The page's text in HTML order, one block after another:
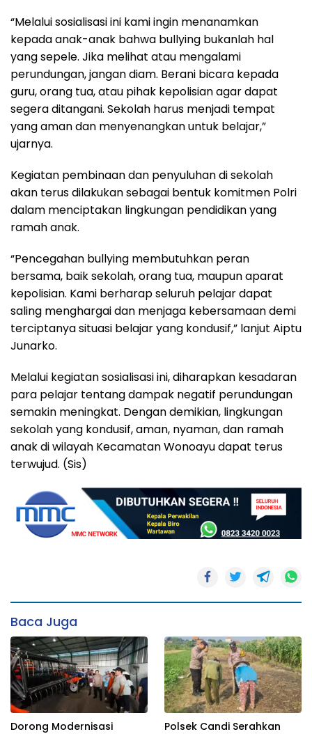
“Melalui sosialisasi ini kami ingin menanamkan
kepada anak-anak bahwa bullying bukanlah hal
yang sepele. Jika melihat atau mengalami
perundungan, jangan diam. Berani bicara kepada
guru, orang tua, atau pihak kepolisian agar dapat
segera ditangani. Sekolah harus menjadi tempat
yang aman dan menyenangkan untuk belajar,”
ujarnya.
Kegiatan pembinaan dan penyuluhan di sekolah
akan terus dilakukan sebagai bentuk komitmen Polri
dalam menciptakan lingkungan pendidikan yang
ramah anak.
“Pencegahan bullying membutuhkan peran
bersama, baik sekolah, orang tua, maupun aparat
kepolisian. Kami berharap seluruh pelajar dapat
saling menghargai dan menjaga kebersamaan demi
terciptanya situasi belajar yang kondusif,” lanjut Aiptu
Junarko.
Melalui kegiatan sosialisasi ini, diharapkan kesadaran
para pelajar tentang dampak negatif perundungan
semakin meningkat. Dengan demikian, lingkungan
sekolah yang kondusif, aman, nyaman, dan ramah
anak di wilayah Kecamatan Wonoayu dapat terus
terwujud. (Sis)
Baca Juga
Dorong Modernisasi
Polsek Candi Serahkan